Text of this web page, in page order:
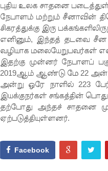
புதிய உலக சாதனை
நேபாளம் மற்றும் சீனாவின்
சிகரத்துக்கு இரு
எனினும், இந்தத் தடவை சீன
வழியாக மலையேறுபவர்கள்
இதற்கு முன்னர் நேபாளப்
2019ஆம் ஆண்டு மே 22 அன்று
அன்று ஒரே நாளில் 223
இயக்குநர்கள் சங்கத்தின்
தற்போது அந்தச் சாதனை
ஏற்படுத்தியுள்ளனர்.
Facebook